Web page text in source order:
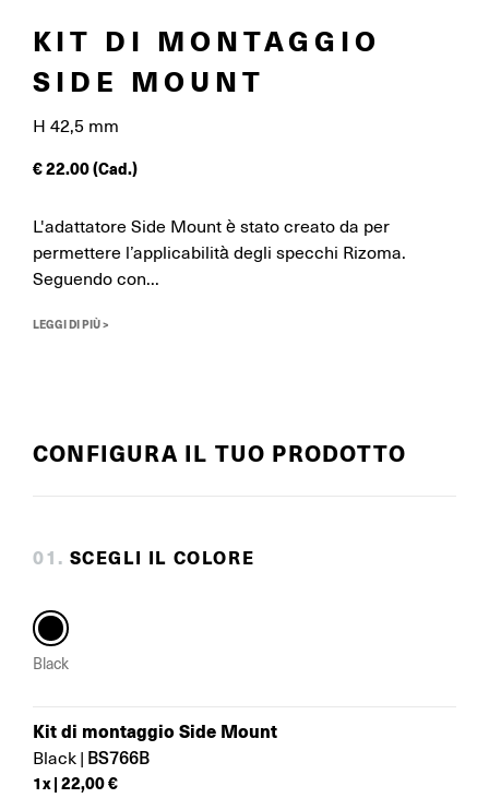
KIT DI MONTAGGIO
SIDE MOUNT
H 42,5 mm
€22.00(Cad.)
L'adattatore Side Mount è stato creato da per
permettere l’applicabilità degli specchi Rizoma.
Seguendo con...
LEGGI DI PIÙ >
CONFIGURA IL TUO PRODOTTO
01 . SCEGLI IL COLORE
Black
Kit di montaggio Side Mount
Black | BS766B
1x | 22,00 €